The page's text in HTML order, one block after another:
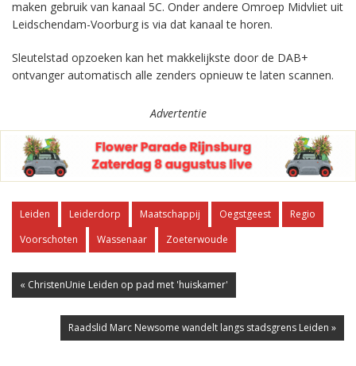
maken gebruik van kanaal 5C. Onder andere Omroep Midvliet uit
Leidschendam-Voorburg is via dat kanaal te horen.
Sleutelstad opzoeken kan het makkelijkste door de DAB+
ontvanger automatisch alle zenders opnieuw te laten scannen.
Advertentie
Leiden Leiderdorp Maatschappij Oegstgeest
Regio
Voorschoten
Wassenaar Zoeterwoude
« ChristenUnie Leiden op pad met 'huiskamer'
Raadslid Marc Newsome wandelt langs stadsgrens Leiden »